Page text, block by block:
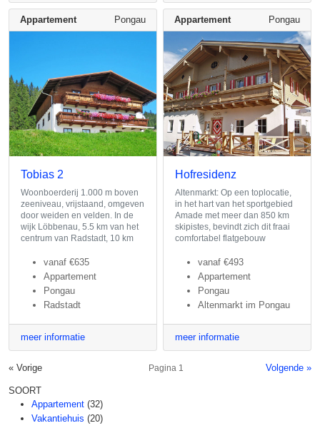
Appartement Pongau
Tobias 2
Woonboerderij 1.000 m boven
zeeniveau, vrijstaand, omgeven
door weiden en velden. In de
wijk Löbbenau, 5.5 km van het
centrum van Radstadt, 10 km
vanaf €635
Appartement
Pongau
Radstadt
meer informatie
Appartement Pongau
Hofresidenz
Altenmarkt: Op een toplocatie,
in het hart van het sportgebied
Amade met meer dan 850 km
skipistes, bevindt zich dit fraai
comfortabel flatgebouw
vanaf €493
Appartement
Pongau
Altenmarkt im Pongau
meer informatie
« Vorige Volgende »
Pagina 1
SOORT
Appartement (32)
Vakantiehuis (20)